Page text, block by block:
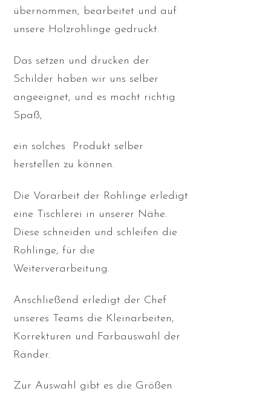
übernommen, bearbeitet und auf
unsere Holzrohlinge gedruckt.
Das setzen und drucken der
Schilder haben wir uns selber
angeeignet, und es macht richtig
Spaß,
ein solches Produkt selber
herstellen zu können.
Die Vorarbeit der Rohlinge erledigt
eine Tischlerei in unserer Nähe.
Diese schneiden und schleifen die
Rohlinge, für die
Weiterverarbeitung.
Anschließend erledigt der Chef
unseres Teams die Kleinarbeiten,
Korrekturen und Farbauswahl der
Ränder.
Zur Auswahl gibt es die Größen